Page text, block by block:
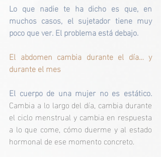
Lo que nadie te ha dicho es que, en
muchos casos, el sujetador tiene muy
poco que ver. El problema está debajo.
El abdomen cambia durante el día… y
durante el mes
El cuerpo de una mujer no es estático.
Cambia a lo largo del día, cambia durante
el ciclo menstrual y cambia en respuesta
a lo que come, cómo duerme y al estado
hormonal de ese momento concreto.